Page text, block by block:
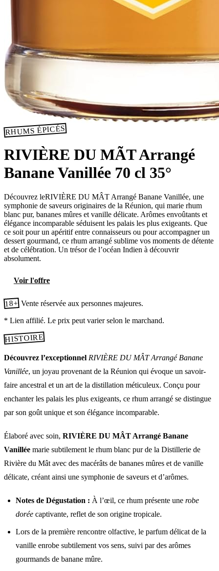
RHUMS ÉPICÉS
RIVIÈRE DU MÃT Arrangé
Banane Vanillée 70 cl 35°
Découvrez leRIVIÈRE DU MÂT Arrangé Banane Vanillée, une
symphonie de saveurs originaires de la Réunion, qui marie rhum
blanc pur, bananes mûres et vanille délicate. Arômes envoûtants et
élégance incomparable séduisent les palais les plus exigeants. Que
ce soit pour un apéritif entre connaisseurs ou pour accompagner un
dessert gourmand, ce rhum arrangé sublime vos moments de détente
et de célébration. Un trésor de l’océan Indien à découvrir
absolument.
Voir l'offre
18+ Vente réservée aux personnes majeures.
* Lien affilié. Le prix peut varier selon le marchand.
HISTOIRE
Découvrez l’exceptionnel RIVIÈRE DU MÂT Arrangé Banane
Vanillée, un joyau provenant de la Réunion qui évoque un savoir-
faire ancestral et un art de la distillation méticuleux. Conçu pour
enchanter les palais les plus exigeants, ce rhum arrangé se distingue
par son goût unique et son élégance incomparable.
Élaboré avec soin, RIVIÈRE DU MÂT Arrangé Banane
Vanillée marie subtilement le rhum blanc pur de la Distillerie de
Rivière du Mât avec des macérâts de bananes mûres et de vanille
délicate, créant ainsi une symphonie de saveurs et d’arômes.
Notes de Dégustation : À l’œil, ce rhum présente une robe
dorée captivante, reflet de son origine tropicale.
Lors de la première rencontre olfactive, le parfum délicat de la
vanille enrobe subtilement vos sens, suivi par des arômes
gourmands de banane mûre.